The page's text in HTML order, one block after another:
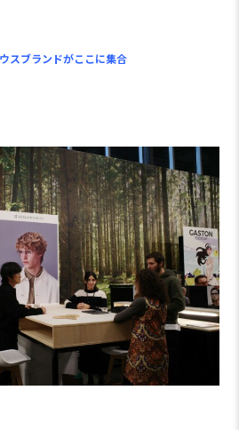
スブランドがここに集合